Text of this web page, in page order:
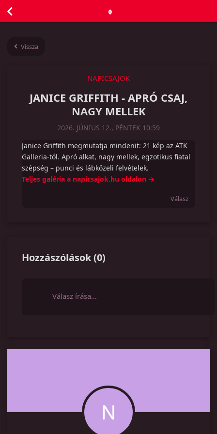
Vissza
NAPICSAJOK
JANICE GRIFFITH - APRÓ CSAJ,
NAGY MELLEK
2026. JÚNIUS 12., PÉNTEK 10:59
Janice Griffith megmutatja mindenit: 21 kép az ATK
Galleria-tól. Apró alkat, nagy mellek, egzotikus fiatal
szépség – punci és lábközeli felvételek.
Teljes galéria a napicsajok.hu oldalon →
Válasz
Hozzászólások(0)
Válasz írása…
N